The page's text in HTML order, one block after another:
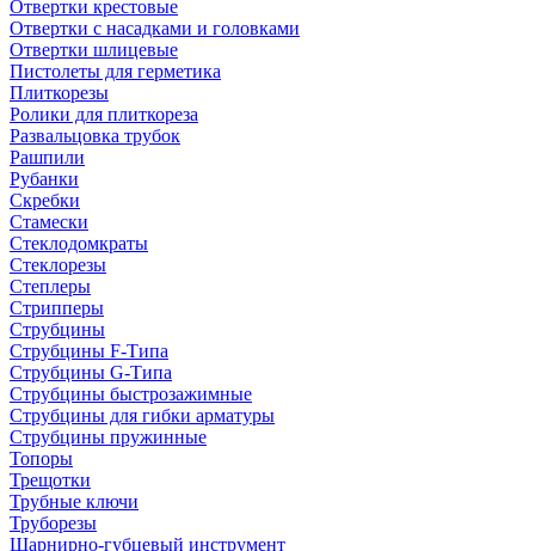
Отвертки крестовые
Отвертки с насадками и головками
Отвертки шлицевые
Пистолеты для герметика
Плиткорезы
Ролики для плиткореза
Развальцовка трубок
Рашпили
Рубанки
Скребки
Стамески
Стеклодомкраты
Стеклорезы
Степлеры
Стрипперы
Струбцины
Струбцины F-Типа
Струбцины G-Типа
Струбцины быстрозажимные
Струбцины для гибки арматуры
Струбцины пружинные
Топоры
Трещотки
Трубные ключи
Труборезы
Шарнирно-губцевый инструмент